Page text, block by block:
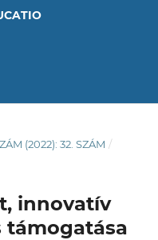
(2022): 32. SZÁM /
innovatív